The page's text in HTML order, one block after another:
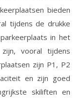
bieden
tijdens de drukke
in het
vooral tijdens
zijn P1, P2
en zijn goed
skiliften en